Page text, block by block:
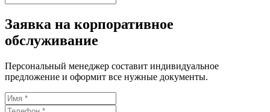
Заявка на корпоративное
обслуживание
Персональный менеджер составит индивидуальное
предложение и оформит все нужные документы.